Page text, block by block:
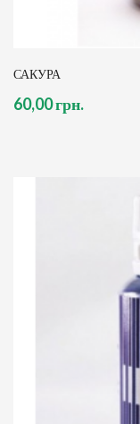
САКУРА
60,00 грн.